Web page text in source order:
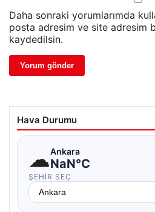
Daha sonraki yorumlarımda
posta adresim ve site adresim
kaydedilsin.
Hava Durumu
☁Ankara
NaN°C
ŞEHIR SEÇ